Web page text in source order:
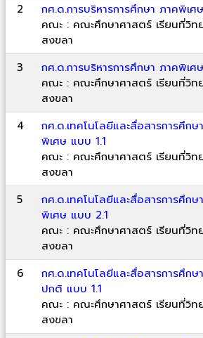
2
กศ.ด.การบริหารการศึกษา ภาคพิเศ
คณะ : คณะศึกษาศาสตร์ เรียนที่วิท
สงขลา
3
กศ.ด.การบริหารการศึกษา ภาคพิเศ
คณะ : คณะศึกษาศาสตร์ เรียนที่วิท
สงขลา
4
กศ.ด.เทคโนโลยีและสื่อสารการศึกษ
พิเศษ แบบ 1.1
คณะ : คณะศึกษาศาสตร์ เรียนที่วิท
สงขลา
5
กศ.ด.เทคโนโลยีและสื่อสารการศึกษ
พิเศษ แบบ 2.1
คณะ : คณะศึกษาศาสตร์ เรียนที่วิท
สงขลา
6
กศ.ด.เทคโนโลยีและสื่อสารการศึกษ
ปกติ แบบ 1.1
คณะ : คณะศึกษาศาสตร์ เรียนที่วิท
สงขลา